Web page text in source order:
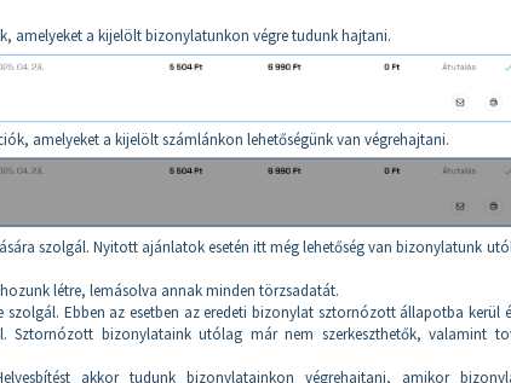
amelyeket a kijelölt bizonylatunkon végre tudunk hajtani.
amelyeket a kijelölt számlánkon lehetőségünk van végrehajtani.
szolgál. Nyitott ajánlatok esetén itt még lehetőség van bizonylatunk
létre, lemásolva annak minden törzsadatát.
szolgál. Ebben az esetben az eredeti bizonylat sztornózott állapotba kerül
Sztornózott bizonylataink utólag már nem szerkeszthetők, valamint
akkor tudunk bizonylatainkon végrehajtani, amikor